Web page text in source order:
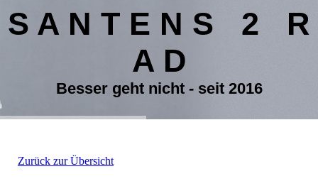
S A N T E N S 2 R
A D
Besser geht nicht - seit 2016
Zurück zur Übersicht